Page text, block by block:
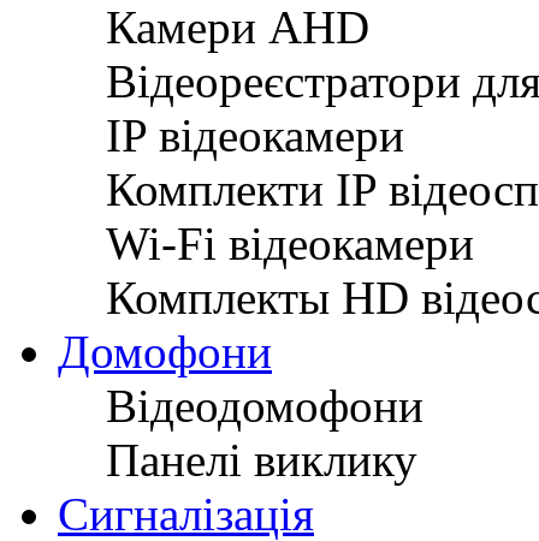
Камери AHD
Відеореєстратори
IP відеокамери
Комплекти IP
Wi-Fi відеокамери
Комплекты HD
Домофони
Відеодомофони
Панелі виклику
Сигналізація